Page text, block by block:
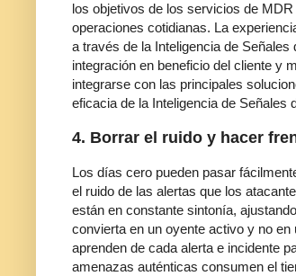
los objetivos de los servicios de
operaciones cotidianas. La
a través de la Inteligencia de
integración en beneficio del cliente y
integrarse con las principales
eficacia de la Inteligencia de Señales
4. Borrar el ruido y hacer
Los días cero pueden pasar
el ruido de las alertas que los
están en constante sintonía,
convierta en un oyente activo y no
aprenden de cada alerta e incidente
amenazas auténticas consumen el